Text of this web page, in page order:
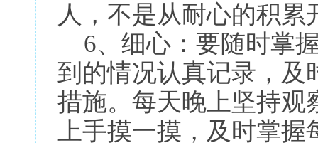
人，不是从耐心的积累
6、细心：要随时掌
到的情况认真记录，及
措施。每天晚上坚持观
上手摸一摸，及时掌握